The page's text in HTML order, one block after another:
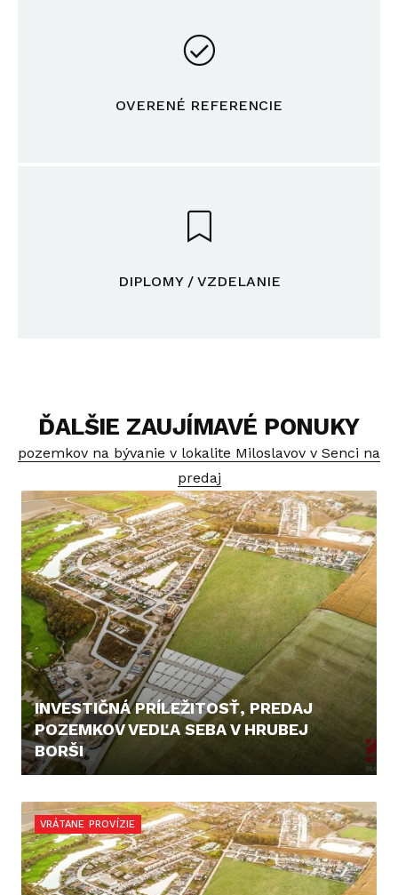
OVERENÉ REFERENCIE
DIPLOMY / VZDELANIE
ĎALŠIE ZAUJÍMAVÉ PONUKY
pozemkov na bývanie v lokalite Miloslavov v Senci na
predaj
INVESTIČNÁ PRÍLEŽITOSŤ, PREDAJ
POZEMKOV VEDĽA SEBA V HRUBEJ
BORŠI
VRÁTANE PROVÍZIE